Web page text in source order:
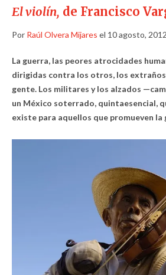
El violín, de Francisco
Por Raúl Olvera Mijares el 10 agosto, 2012
La guerra, las peores atrocidades
dirigidas contra los otros, los
gente. Los militares y los alzados
un México soterrado, quintaesencial,
existe para aquellos que promueven la